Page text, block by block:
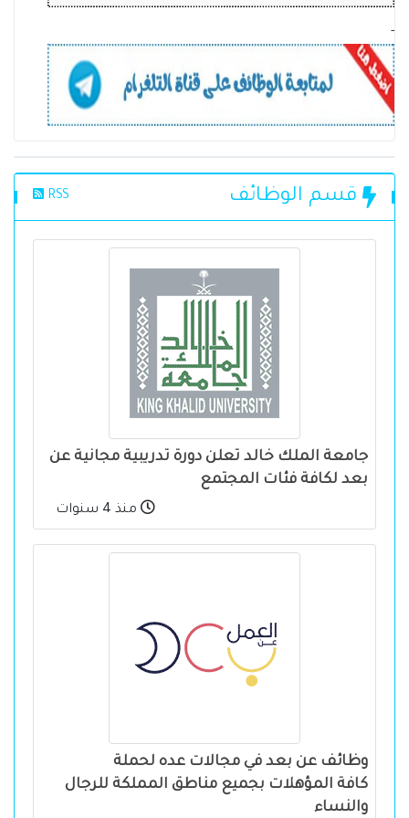
-
قسم الوظائف RSS
جامعة الملك خالد تعلن دورة تدريبية مجانية عن
بعد لكافة فئات المجتمع
منذ 4 سنوات
وظائف عن بعد في مجالات عده لحملة
كافة المؤهلات بجميع مناطق المملكة للرجال
والنساء